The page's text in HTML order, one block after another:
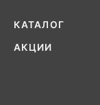
КАТАЛОГ
АКЦИИ